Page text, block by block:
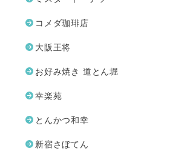
コメダ珈琲店
大阪王将
お好み焼き 道とん堀
幸楽苑
とんかつ和幸
新宿さぼてん